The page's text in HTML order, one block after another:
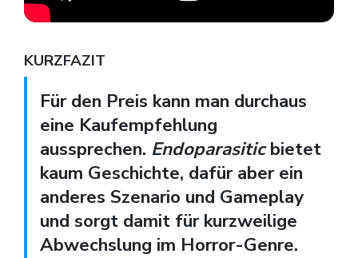
KURZFAZIT
Für den Preis kann man durchaus
eine Kaufempfehlung
aussprechen. Endoparasiticbietet
kaum Geschichte, dafür aber ein
anderes Szenario und Gameplay
und sorgt damit für kurzweilige
Abwechslung im Horror-Genre.